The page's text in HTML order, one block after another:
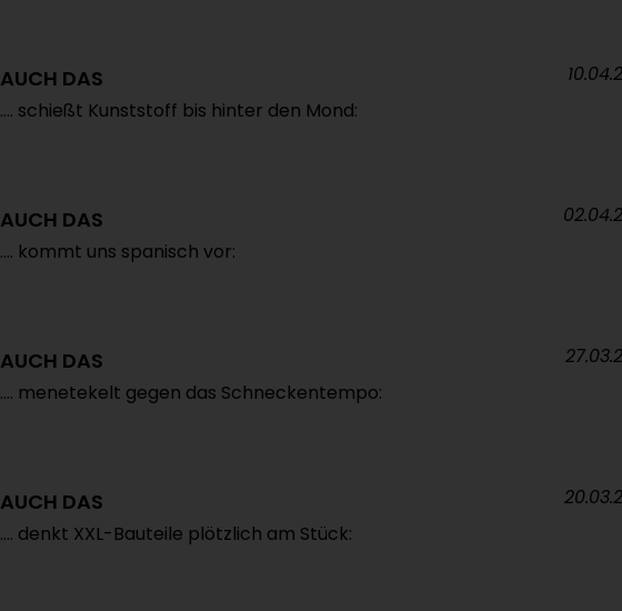
AUCH DAS
.... schießt Kunststoff bis hinter den Mond:
AUCH DAS
.... kommt uns spanisch vor:
AUCH DAS
.... menetekelt gegen das Schneckentempo:
AUCH DAS
…. denkt XXL-Bauteile plötzlich am Stück: